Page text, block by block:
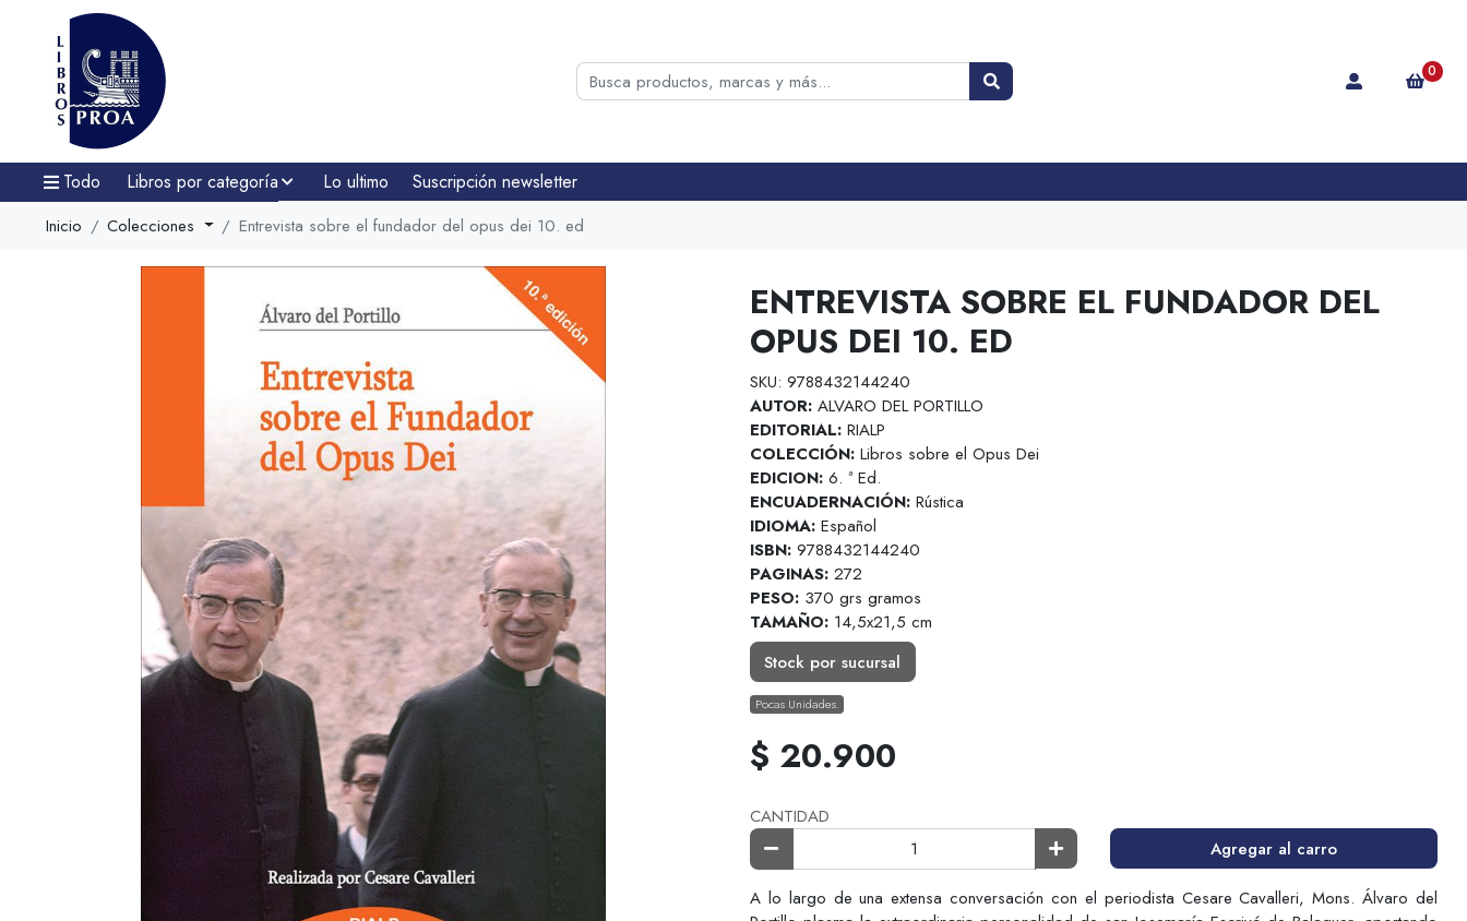
0
Todo Libros por categoría Lo ultimo Suscripción newsletter
Inicio Colecciones Entrevista sobre el fundador del opus dei 10. ed
ENTREVISTA SOBRE EL FUNDADOR DEL
OPUS DEI 10. ED
SKU: 9788432144240
AUTOR: ALVARO DEL PORTILLO
EDITORIAL: RIALP
COLECCIÓN: Libros sobre el Opus Dei
EDICION: 6. ª Ed.
ENCUADERNACIÓN: Rústica
IDIOMA: Español
ISBN: 9788432144240
PAGINAS: 272
PESO: 370 grs gramos
TAMAÑO: 14,5x21,5 cm
Stock por sucursal
Pocas Unidades.
$ 20.900
CANTIDAD
Agregar al carro
A lo largo de una extensa conversación con el periodista Cesare Cavalleri, Mons. Álvaro del